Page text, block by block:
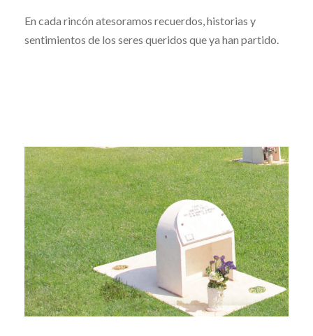
En cada rincón atesoramos recuerdos, historias y
sentimientos de los seres queridos que ya han partido.